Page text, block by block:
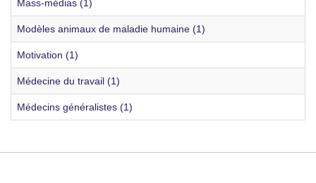
Mass-médias (1)
Modèles animaux de maladie humaine (1)
Motivation (1)
Médecine du travail (1)
Médecins généralistes (1)